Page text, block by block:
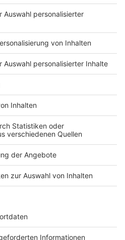
Kontakt
Studio-Hotline
Verkehrs-Hotline
Newsletter